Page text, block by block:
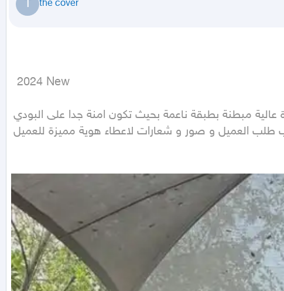
T the cover
2024 New
مبطنة بطبقة ناعمة بحيث تكون امنة جدا على البودي
طلب العميل و صور و شعارات لاعطاء هوية مميزة للعميل